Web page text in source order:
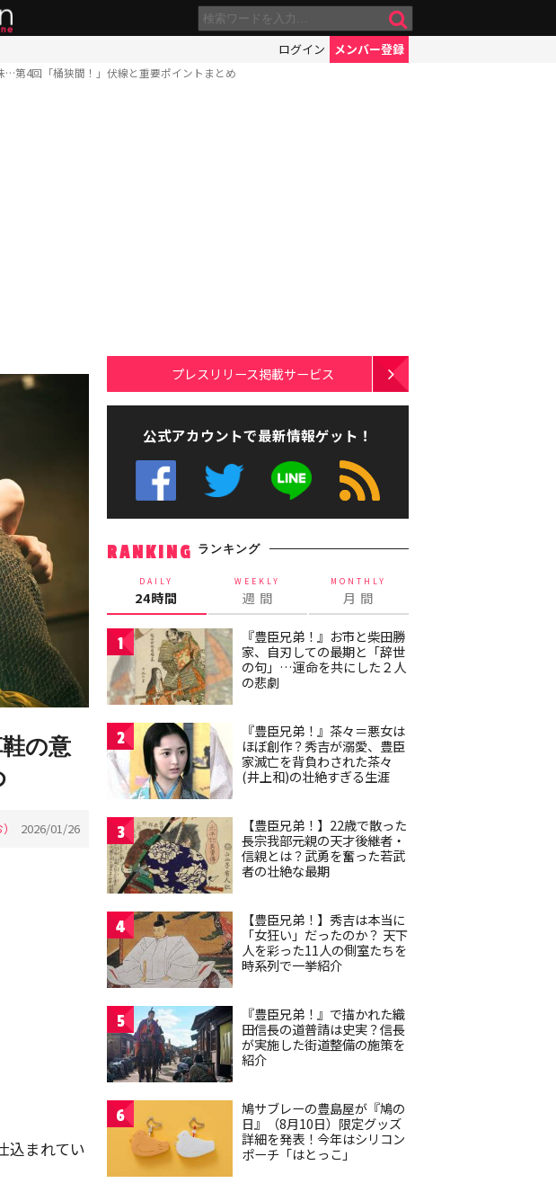
ログイン メンバー登録
…第4回「桶狭間！」伏線と重要ポイントまとめ
の意
2026/01/26
込まれてい
プレスリリース掲載サービス
公式アカウントで最新情報ゲット！
RANKING ランキング
DAILY
24時間
WEEKLY
週 間
MONTHLY
月 間
1
『豊臣兄弟！』お市と柴田勝
家、自刃しての最期と「辞世
の句」…運命を共にした２人
の悲劇
2
『豊臣兄弟！』茶々＝悪女は
ほぼ創作？秀吉が溺愛、豊臣
家滅亡を背負わされた茶々
(井上和)の壮絶すぎる生涯
3
【豊臣兄弟！】22歳で散った
長宗我部元親の天才後継者・
信親とは？武勇を奮った若武
者の壮絶な最期
4
【豊臣兄弟！】秀吉は本当に
「女狂い」だったのか？ 天下
人を彩った11人の側室たちを
時系列で一挙紹介
5
『豊臣兄弟！』で描かれた織
田信長の道普請は史実？信長
が実施した街道整備の施策を
紹介
6
鳩サブレーの豊島屋が『鳩の
日』（8月10日）限定グッズ
詳細を発表！今年はシリコン
ポーチ「はとっこ」